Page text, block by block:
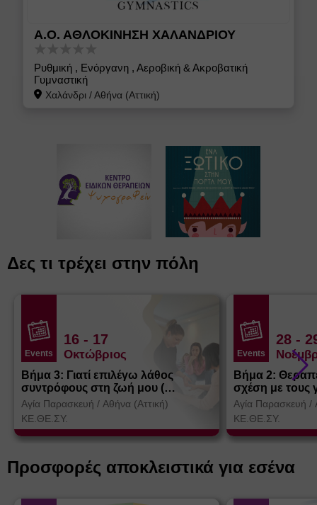
Α.Ο. ΑΘΛΟΚΙΝΗΣΗ ΧΑΛΑΝΔΡΙΟΥ
Ρυθμική , Ενόργανη , Αεροβική & Ακροβατική
Γυμναστική
Χαλάνδρι/Αθήνα (Αττική)
Δες τι τρέχει στην πόλη
Events
16 - 17
Οκτώβριος
Βήμα 3: Γιατί επιλέγω λάθος
συντρόφους στη ζωή μου (
Θεσσαλονίκη)
Αγία Παρασκευή / Αθήνα (Αττική)
ΚΕ.ΘΕ.ΣΥ.
Events
28 -
Βήμα 2:
σχέση με τους
Αγία Παρασκευή /
ΚΕ.ΘΕ.ΣΥ.
Προσφορές αποκλειστικά για εσένα